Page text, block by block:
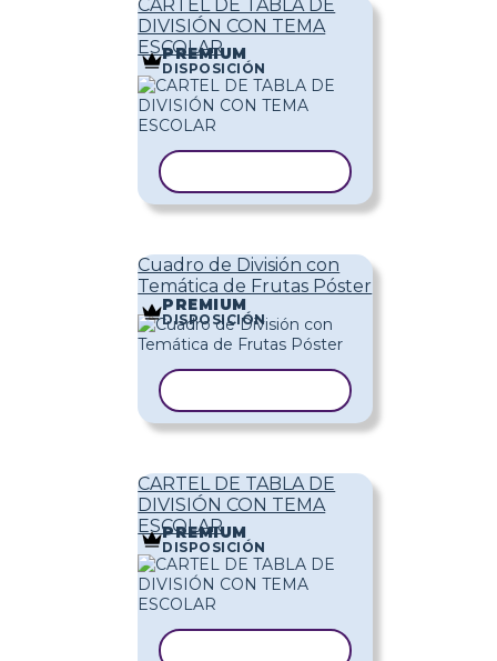
CARTEL DE TABLA DE
DIVISIÓN CON TEMA
ESCOLAR
PREMIUM
DISPOSICIÓN
Cuadro de División con
Temática de Frutas Póster
PREMIUM
DISPOSICIÓN
CARTEL DE TABLA DE
DIVISIÓN CON TEMA
ESCOLAR
PREMIUM
DISPOSICIÓN